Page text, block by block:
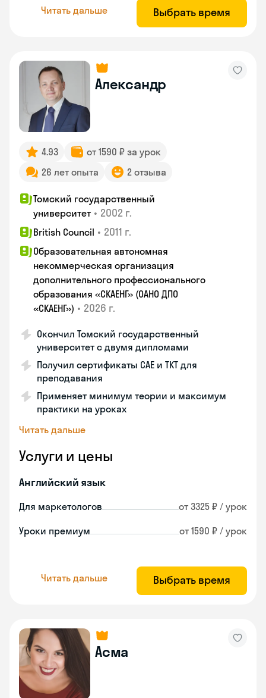
Читать дальше Выбрать время
Александр
4.93
от 1590 ₽ за урок
26 лет опыта
2 отзыва
Томский государственный
университет • 2002 г.
British Council • 2011 г.
Образовательная автономная
некоммерческая организация
дополнительного профессионального
образования «СКАЕНГ» (ОАНО ДПО
«СКАЕНГ») • 2026 г.
Окончил Томский государственный
университет с двумя дипломами
Получил сертификаты CAE и TKT для
преподавания
Применяет минимум теории и максимум
практики на уроках
Читать дальше
Услуги и цены
Английский язык
Для маркетологов от 3325 ₽ / урок
Уроки премиум от 1590 ₽ / урок
Читать дальше Выбрать время
Асма